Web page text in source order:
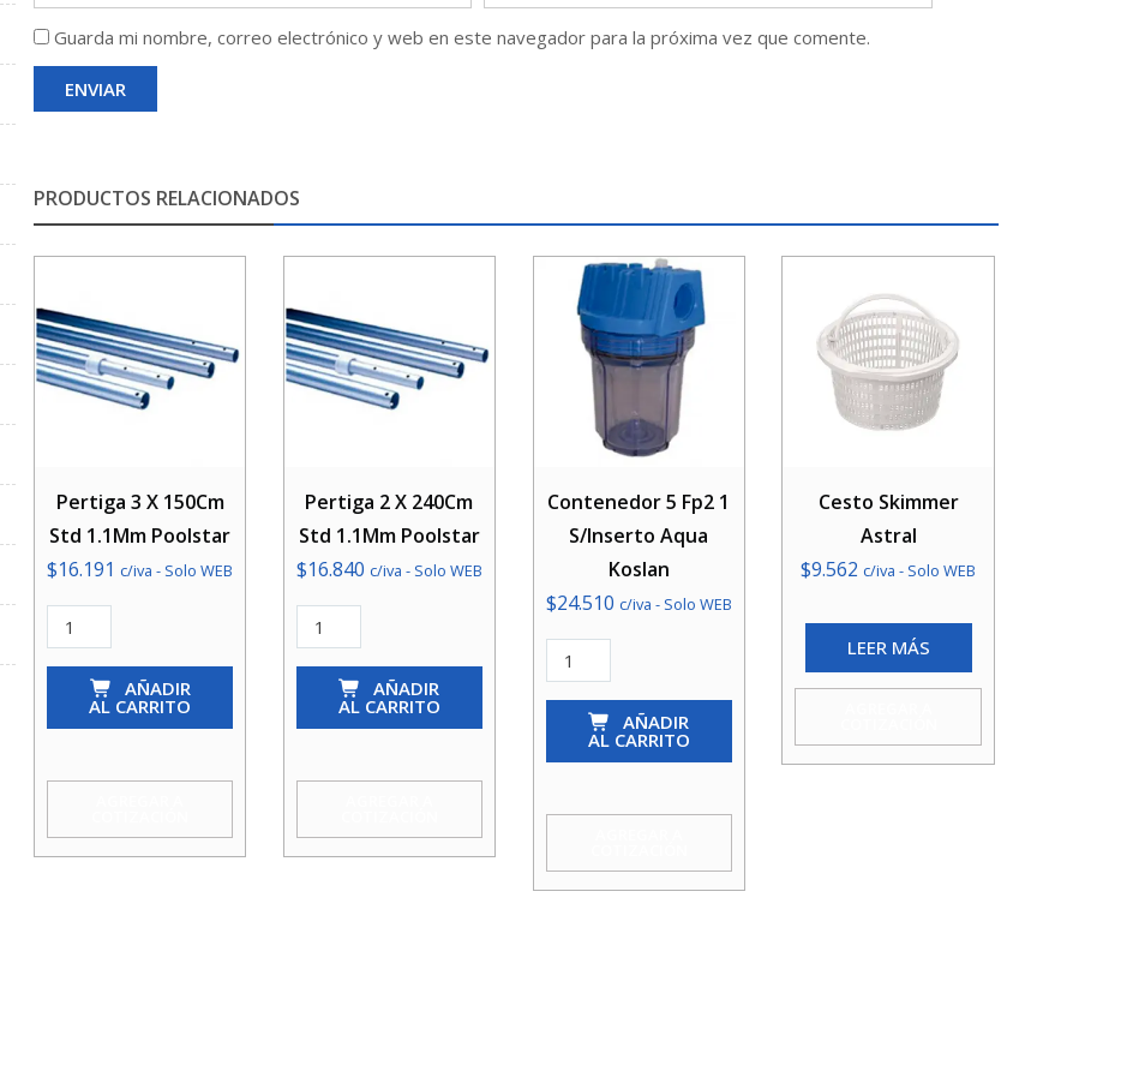
Guarda mi nombre, correo electrónico y web en este navegador para la próxima vez que comente.
PRODUCTOS RELACIONADOS
Pertiga 3 X 150Cm
Std 1.1Mm Poolstar
$16.191 c/iva - Solo WEB
Pertiga
3
1.1Mm
cantidad
AÑADIR
AL CARRITO
Pertiga 2 X 240Cm
Std 1.1Mm Poolstar
$16.840 c/iva - Solo WEB
Pertiga
2
1.1Mm
cantidad
AÑADIR
AL CARRITO
Contenedor 5 Fp2 1
S/Inserto Aqua
Koslan
$24.510 c/iva - Solo WEB
Contenedor
5
Aqua
cantidad
AÑADIR
AL CARRITO
Cesto Skimmer
Astral
$9.562 c/iva - Solo WEB
LEER MÁS